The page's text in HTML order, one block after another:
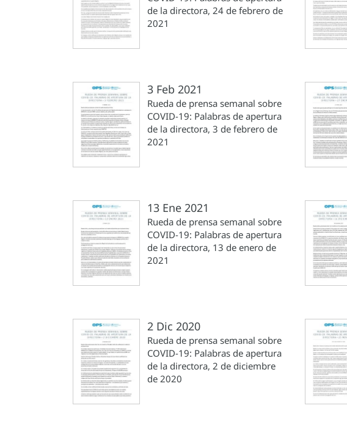
de la directora, 24 de febrero de
2021
3 Feb 2021
Rueda de prensa semanal sobre
COVID-19: Palabras de apertura
de la directora, 3 de febrero de
2021
13 Ene 2021
Rueda de prensa semanal sobre
COVID-19: Palabras de apertura
de la directora, 13 de enero de
2021
2 Dic 2020
Rueda de prensa semanal sobre
COVID-19: Palabras de apertura
de la directora, 2 de diciembre
de 2020